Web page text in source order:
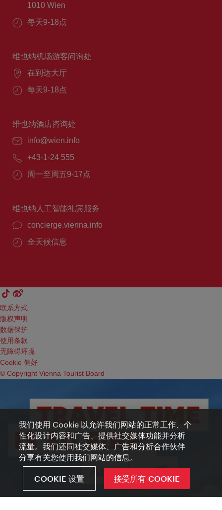
1010 Wien
每天9-18点
维也纳机场游客问询处
在到达大厅
每天9-18点
维也纳酒店咨询处
info@wien.info
+43-1-24 555
周一至周五9-17点
维也纳人工智能礼宾服务
concierge.vienna.info
全天候信息
联系方式
版权声明
数据保护
使用条款
无障碍环境
Cookie 偏好
© Copyright Vienna Tourist Board
我们使用 Cookie 以允许我们网站的正常工作、个
性化设计内容和广告、提供社交媒体功能并分析
流量。我们还同社交媒体、广告和分析合作伙伴
分享有关您使用我们网站的信息。
COOKIE 设置 接受所有 COOKIE